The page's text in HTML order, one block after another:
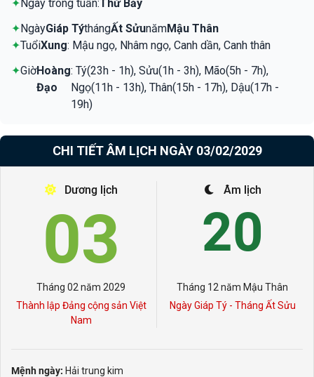
✦Ngày trong tuần:Thứ Bảy
✦NgàyGiáp TýthángẤt SửunămMậu Thân
✦TuổiXung: Mậu ngọ, Nhâm ngọ, Canh dần, Canh thân
✦GiờHoàng
Đạo
: Tý(23h - 1h), Sửu(1h - 3h), Mão(5h - 7h),
Ngọ(11h - 13h), Thân(15h - 17h), Dậu(17h -
19h)
CHI TIẾT ÂM LỊCH NGÀY 03/02/2029
Dương lịch
03
Tháng 02 năm 2029
Thành lập Đảng cộng sản Việt
Nam
Âm lịch
20
Tháng 12 năm Mậu Thân
Ngày Giáp Tý - Tháng Ất Sửu
Mệnh ngày: Hải trung kim